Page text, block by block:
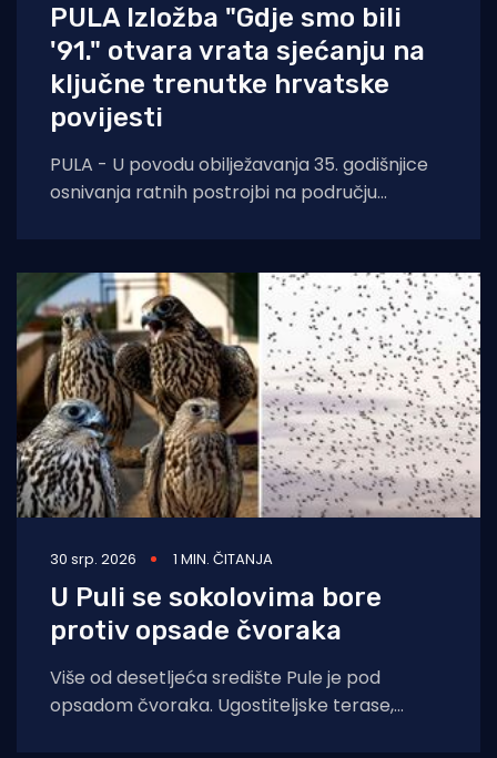
PULA Izložba "Gdje smo bili
'91." otvara vrata sjećanju na
ključne trenutke hrvatske
povijesti
PULA - U povodu obilježavanja 35. godišnjice
osnivanja ratnih postrojbi na području
30 srp. 2026 1 MIN. ČITANJA
U Puli se sokolovima bore
protiv opsade čvoraka
Više od desetljeća središte Pule je pod
opsadom čvoraka. Ugostiteljske terase,